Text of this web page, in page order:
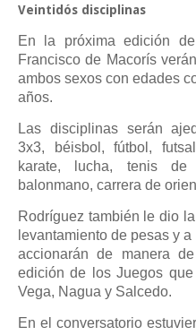
Veintidós disciplinas
En la próxima edición
Francisco de Macorís
ambos sexos con edades
años.
Las disciplinas serán
3x3, béisbol, fútbol,
karate, lucha, tenis de
balonmano, carrera de
Rodríguez también le dio
levantamiento de pesas y
accionarán de manera
edición de los Juegos
Vega, Nagua y Salcedo.
En el conversatorio